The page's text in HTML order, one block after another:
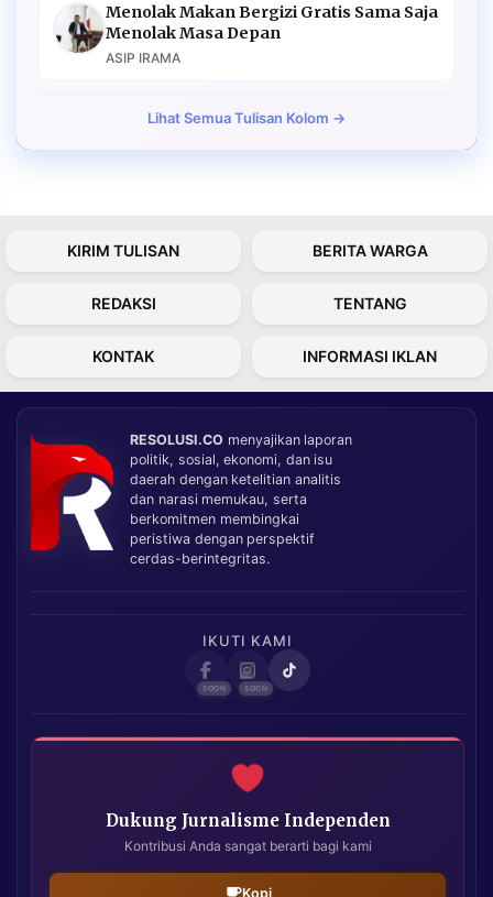
Menolak Makan Bergizi Gratis Sama Saja
Menolak Masa Depan
ASIP IRAMA
Lihat Semua Tulisan Kolom →
KIRIM TULISAN BERITA WARGA
REDAKSI TENTANG
KONTAK INFORMASI IKLAN
RESOLUSI.CO menyajikan laporan
politik, sosial, ekonomi, dan isu
daerah dengan ketelitian analitis
dan narasi memukau, serta
berkomitmen membingkai
peristiwa dengan perspektif
cerdas-berintegritas.
IKUTI KAMI
Dukung Jurnalisme Independen
Kontribusi Anda sangat berarti bagi kami
Kopi